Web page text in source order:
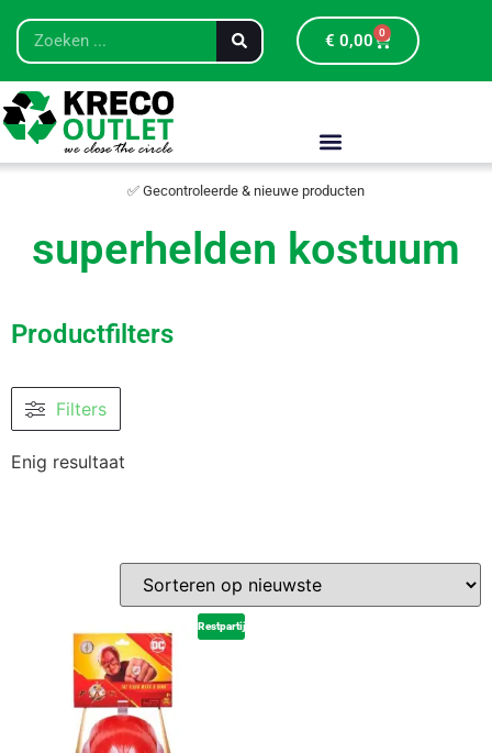
€ 0,00 0
✅ Gecontroleerde & nieuwe producten
superhelden kostuum
Productfilters
Filters
Enig resultaat
Restpartij